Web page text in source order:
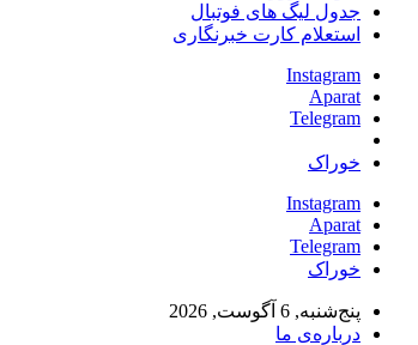
جدول لیگ های فوتبال
استعلام کارت خبرنگاری
Instagram
Aparat
Telegram
خوراک
Instagram
Aparat
Telegram
خوراک
پنج‌شنبه, 6 آگوست, 2026
درباره‌ی ما